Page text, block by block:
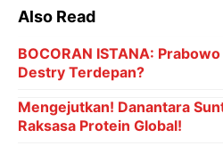
Also Read
BOCORAN ISTANA:
Destry Terdepan?
Mengejutkan! Danantara
Raksasa Protein Global!